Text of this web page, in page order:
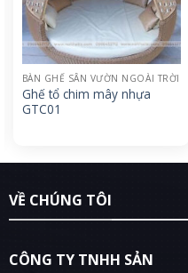
BÀN GHẾ SÂN VƯỜN NGOÀI TRỜI
Ghế tổ chim mây nhựa
GTC01
VỀ CHÚNG TÔI
CÔNG TY TNHH SẢN